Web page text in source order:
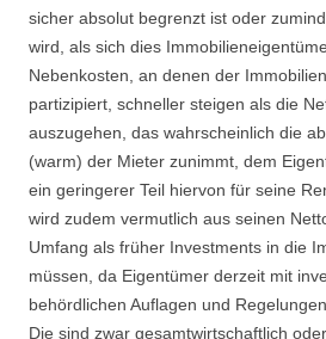
sicher absolut begrenzt ist oder
wird, als sich dies
Nebenkosten, an denen der
partizipiert, schneller steigen als die
auszugehen, das wahrscheinlich die
(warm) der Mieter zunimmt, dem
ein geringerer Teil hiervon für seine
wird zudem vermutlich aus seinen
Umfang als früher Investments in die
müssen, da Eigentümer derzeit mit
behördlichen Auflagen und
Die sind zwar gesamtwirtschaftlich